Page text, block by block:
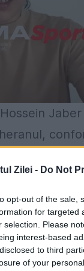
Zilei - Do Not
opt-out of the sale,
for targeted
selection. Please
interest-based
to third
of your
de atacul
Teheran
pe
pe